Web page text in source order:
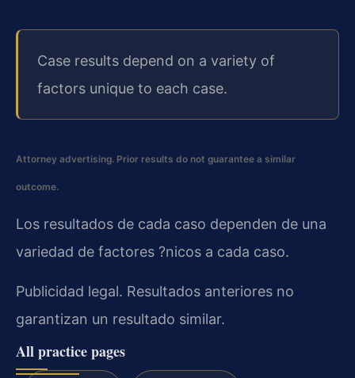
Case results depend on a variety of
factors unique to each case.
Attorney advertising. Prior results do not guarantee a similar
outcome.
Los resultados de cada caso dependen de una
variedad de factores ?nicos a cada caso.
Publicidad legal. Resultados anteriores no
garantizan un resultado similar.
All practice pages